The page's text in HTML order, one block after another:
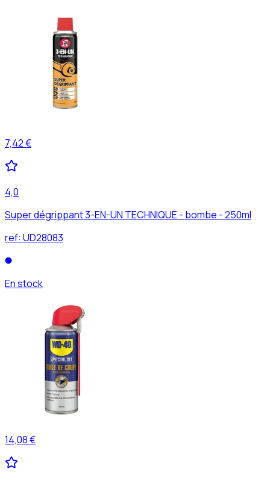
7,42 €
4,0
Super dégrippant 3-EN-UN TECHNIQUE - bombe - 250ml
ref: UD28083
En stock
14,08 €